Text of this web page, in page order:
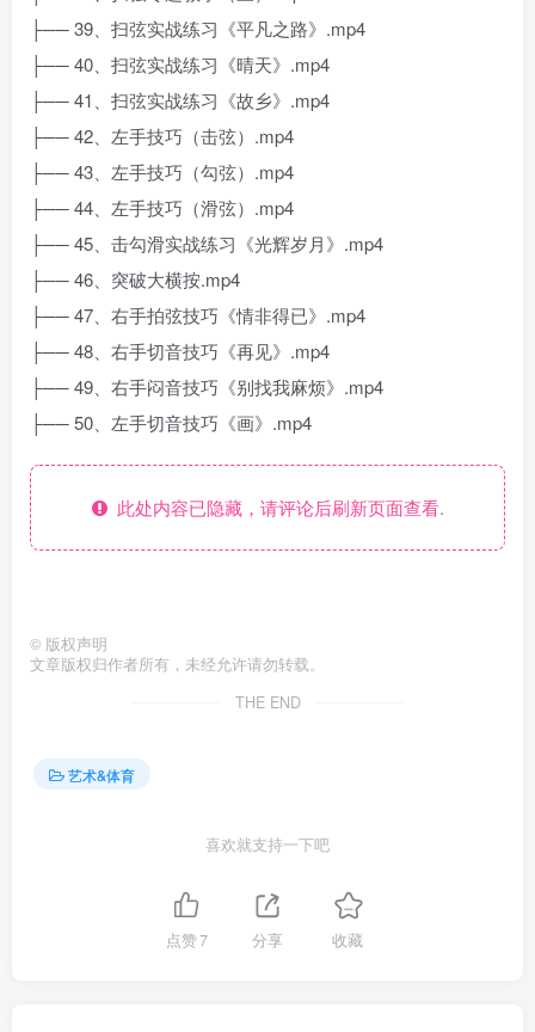
├── 39、扫弦实战练习《平凡之路》.mp4
├── 40、扫弦实战练习《晴天》.mp4
├── 41、扫弦实战练习《故乡》.mp4
├── 42、左手技巧（击弦）.mp4
├── 43、左手技巧（勾弦）.mp4
├── 44、左手技巧（滑弦）.mp4
├── 45、击勾滑实战练习《光辉岁月》.mp4
├── 46、突破大横按.mp4
├── 47、右手拍弦技巧《情非得已》.mp4
├── 48、右手切音技巧《再见》.mp4
├── 49、右手闷音技巧《别找我麻烦》.mp4
├── 50、左手切音技巧《画》.mp4
此处内容已隐藏，请评论后刷新页面查看.
© 版权声明
文章版权归作者所有，未经允许请勿转载。
THE END
艺术&体育
喜欢就支持一下吧
点赞7 分享 收藏